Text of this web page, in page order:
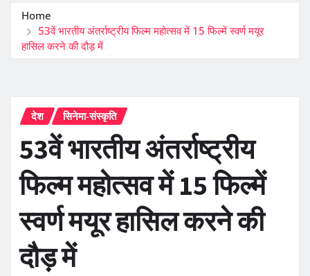
Home
53वें भारतीय अंतर्राष्ट्रीय फिल्म महोत्सव में 15 फिल्में स्वर्ण मयूर
हासिल करने की दौड़ में
देश सिनेमा-संस्कृति
53वें भारतीय अंतर्राष्ट्रीय
फिल्म महोत्सव में 15 फिल्में
स्वर्ण मयूर हासिल करने की
दौड़ में